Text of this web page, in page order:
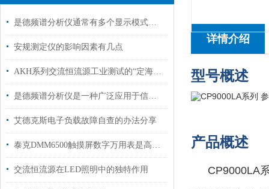
是德频谱分析仪通常有多个显示模式，包括对数型和线性型
安规测定仪的影响因素有几点
AKH系列交流恒流源工业测试的“定海神针”
是德频谱分析仪是一种广泛应用于信号处理和通信领域的仪器
艾德克斯电子负载故障自查的办法分享
泰克DMM6500触摸屏数字万用表是高精度测量的得力助手
交流恒流源在LED照明中的独特作用
详情介绍
型号概述
产品概述
CP9000LA